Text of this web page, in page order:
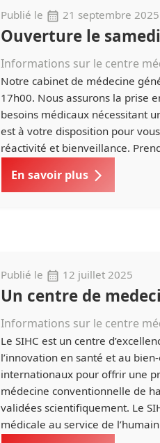
Publié le 21 septembre 2025
Ouverture le
Informations sur le centre
Notre cabinet de médecine
17h00. Nous assurons la prise
besoins médicaux nécessitant
est à votre disposition pour
réactivité et bienveillance.
En savoir plus
Publié le 12 juillet 2025
Un centre de
Informations sur le centre
Le SIHC est un centre
l’innovation en santé et au
internationaux pour offrir une
médecine conventionnelle de
validées scientifiquement. Le
médicale au service de